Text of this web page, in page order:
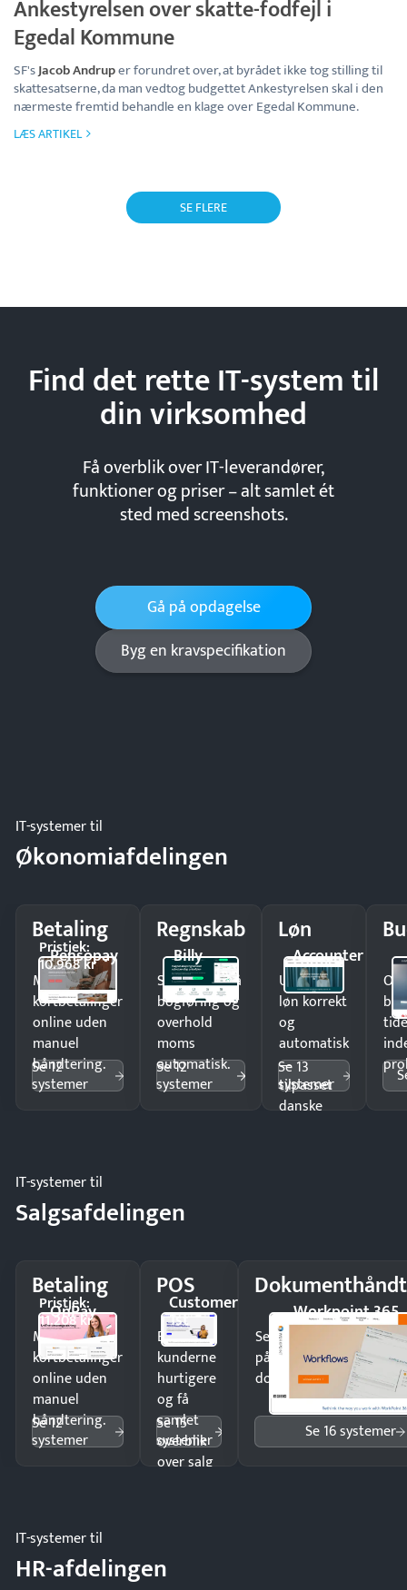
Ankestyrelsen over skatte-fodfejl i
Egedal Kommune
SF'sJacob Andruper forundret over, at byrådet ikke tog stilling til
skattesatserne, da man vedtog budgettet Ankestyrelsen skal i den
nærmeste fremtid behandle en klage over Egedal Kommune.
LÆS ARTIKEL
SE FLERE
Find det rette IT-system til
dinvirksomhed
Få overblik over IT-leverandører,
funktioner og priser – alt samlet ét
sted med screenshots.
Gå på opdagelse
Byg en kravspecifikation
IT-systemer til
Økonomiafdelingen
Betaling
Pensopay
Pristjek:
10.968 kr
Modtag
kortbetalinger
online uden
manuel
håndtering.
Se 12
systemer
Regnskab
Billy
Spar timer på
bogføring og
overhold
moms
automatisk.
Se 12
systemer
Løn
Accounter
Udbetal
løn korrekt
og
automatisk
—
tilpasset
danske
Se 13
systemer
IT-systemer til
Salgsafdelingen
Betaling
OnPay
Pristjek:
11.208 kr
Modtag
kortbetalinger
online uden
manuel
håndtering.
Se 12
systemer
POS
Customer
1st
Ekspedér
kunderne
hurtigere
og få
samlet
overblik
over salg
Se 15
systemer
Workpoint 365
Send kontrakter til
på minutter og mist
dokumenter.
Se 16 systemer
IT-systemer til
HR-afdelingen